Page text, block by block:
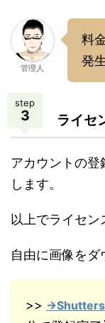
管理人
料
発
step
3 ライセ
アカウントの登
します。
以上でライセン
自由に画像をダ
>>